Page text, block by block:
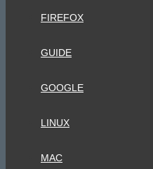
FIREFOX
GUIDE
GOOGLE
LINUX
MAC